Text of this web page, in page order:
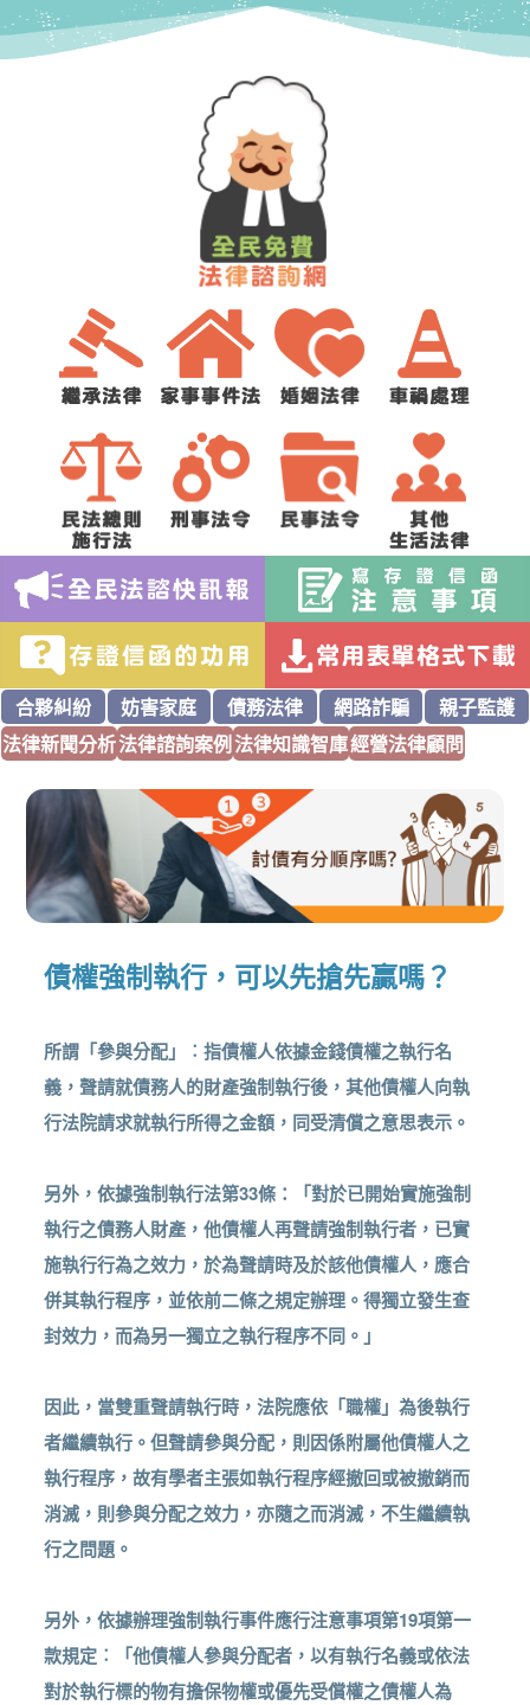
合夥糾紛 妨害家庭 債務法律 網路詐騙
親子監護
法律新聞分析法律諮詢案例法律知識智庫經營法律顧問
債權強制執行，可以先搶先贏嗎？
所謂「參與分配」︰指債權人依據金錢債權之執行名
義，聲請就債務人的財產強制執行後，其他債權人向執
行法院請求就執行所得之金額，同受清償之意思表示。
另外，依據強制執行法第33條：「對於已開始實施強制
執行之債務人財產，他債權人再聲請強制執行者，已實
施執行行為之效力，於為聲請時及於該他債權人，應合
併其執行程序，並依前二條之規定辦理。得獨立發生查
封效力，而為另一獨立之執行程序不同。」
因此，當雙重聲請執行時，法院應依「職權」為後執行
者繼續執行。但聲請參與分配，則因係附屬他債權人之
執行程序，故有學者主張如執行程序經撤回或被撤銷而
消滅，則參與分配之效力，亦隨之而消滅，不生繼續執
行之問題。
另外，依據辦理強制執行事件應行注意事項第19項第一
款規定︰「他債權人參與分配者，以有執行名義或依法
對於執行標的物有擔保物權或優先受償權之債權人為